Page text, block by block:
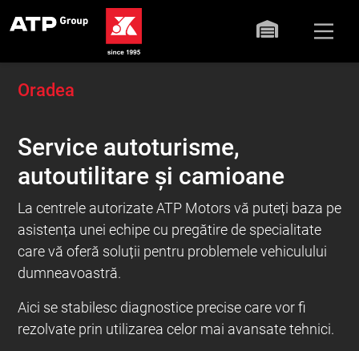
Oradea
Service autoturisme,
autoutilitare și camioane
La centrele autorizate ATP Motors vă puteți baza pe
asistența unei echipe cu pregătire de specialitate
care vă oferă soluții pentru problemele vehiculului
dumneavoastră.
Aici se stabilesc diagnostice precise care vor fi
rezolvate prin utilizarea celor mai avansate tehnici.